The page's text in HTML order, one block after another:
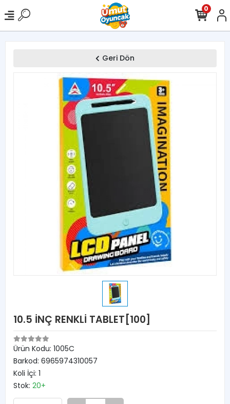
0
Geri Dön
10.5 İNÇ RENKLİ TABLET[100]
Ürün Kodu: 1005C
Barkod: 6965974310057
Koli İçi: 1
Stok: 20+